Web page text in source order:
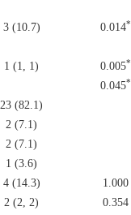
3 (10.7) 0.014*
1 (1, 1) 0.005*
0.045*
23 (82.1)
2 (7.1)
2 (7.1)
1 (3.6)
4 (14.3)
1.000
2 (2, 2)
0.354